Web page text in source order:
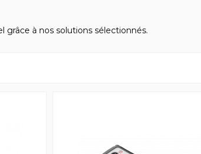
à nos solutions sélectionnés.